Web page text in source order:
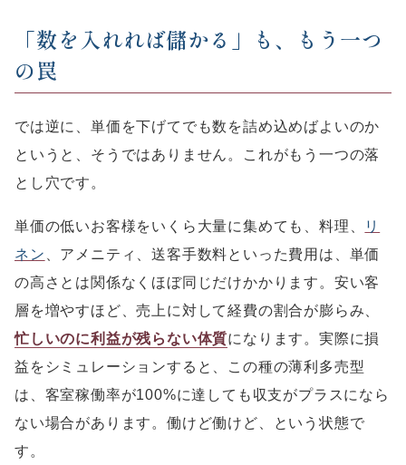
「数を入れれば儲かる」も、もう一つ
の罠
では逆に、単価を下げてでも数を詰め込めばよいのか
というと、そうではありません。これがもう一つの落
とし穴です。
単価の低いお客様をいくら大量に集めても、料理、
リ
ネン 、アメニティ、送客手数料といった費用は、単価
の高さとは関係なくほぼ同じだけかかります。安い客
層を増やすほど、売上に対して経費の割合が膨らみ、
忙しいのに利益が残らない体質になります。実際に損
益をシミュレーションすると、この種の薄利多売型
は、客室稼働率が100%に達しても収支がプラスになら
ない場合があります。働けど働けど、という状態で
す。